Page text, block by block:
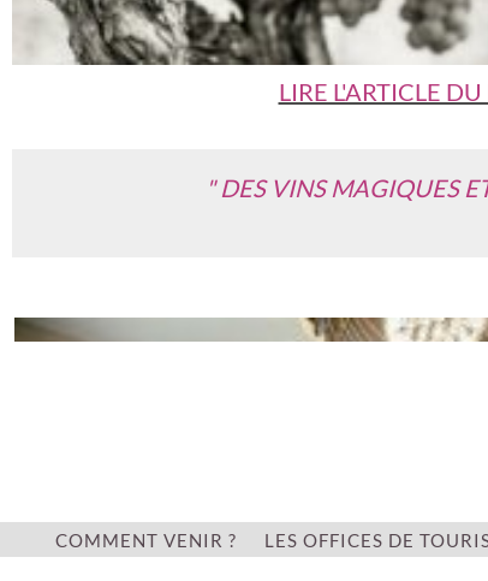
" DES VINS MAGIQUES
LIRE L'ARTICLE
COMMENT VENIR ? LES OFFICES DE